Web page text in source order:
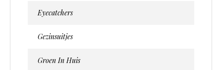
Eyecatchers
Gezinsuitjes
Groen In Huis